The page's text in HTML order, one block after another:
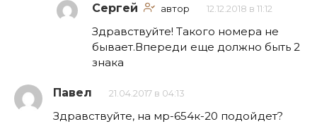
Сергей автор 12.12.2018 в 11:12
Здравствуйте! Такого номера не
бывает.Впереди еще должно быть 2
знака
Павел 21.04.2017 в 04:13
Здравствуйте, на мр-654к-20 подойдет?